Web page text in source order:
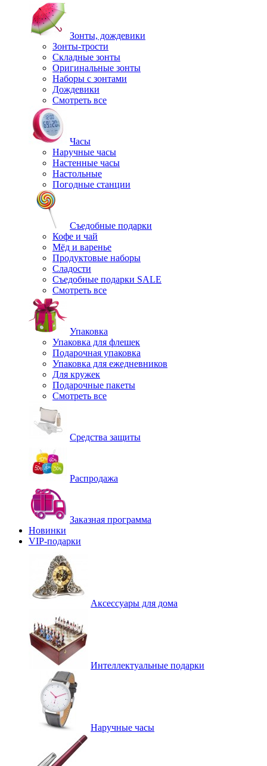
Зонты, дождевики
Зонты-трости
Складные зонты
Оригинальные зонты
Наборы с зонтами
Дождевики
Смотреть все
Часы
Наручные часы
Настенные часы
Настольные
Погодные станции
Съедобные подарки
Кофе и чай
Мёд и варенье
Продуктовые наборы
Сладости
Съедобные подарки SALE
Смотреть все
Упаковка
Упаковка для флешек
Подарочная упаковка
Упаковка для ежедневников
Для кружек
Подарочные пакеты
Смотреть все
Средства защиты
Распродажа
Заказная программа
Новинки
VIP-подарки
Аксессуары для дома
Интеллектуальные подарки
Наручные часы